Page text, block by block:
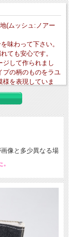
(ムッシュ:ノアー
味わって下さい。
ても安心です。
ジして作られまし
プの柄のものをラユ
を表現していま
像と多少異なる場